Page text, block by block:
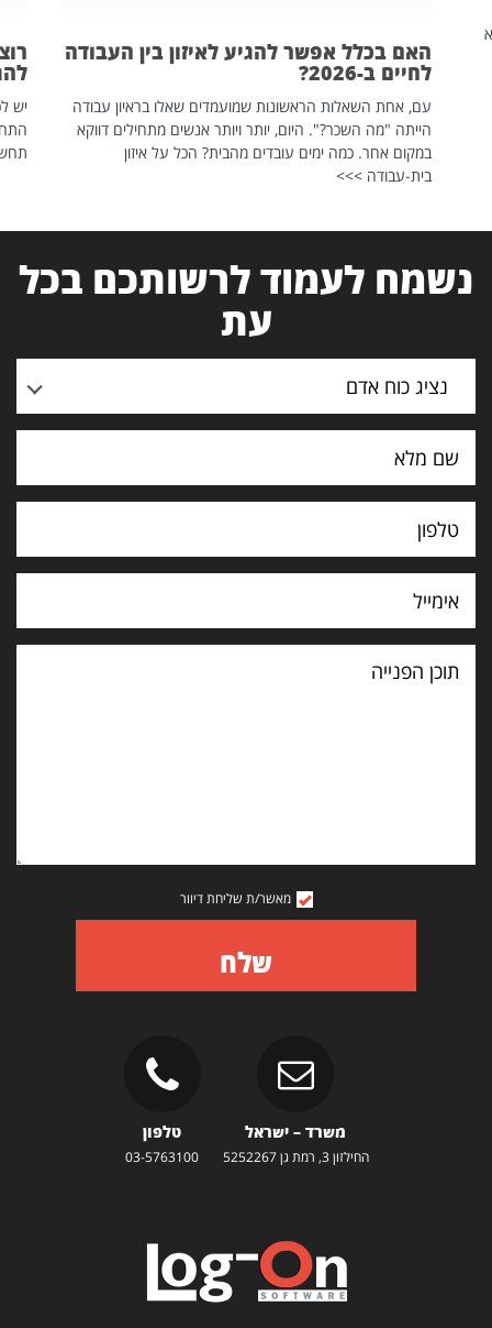
האם בכלל אפשר להגיע לאיזון בין העבודה
לחיים ב-2026?
עם, אחת השאלות הראשונות שמועמדים שאלו בראיון עבודה
הייתה "מה השכר?". היום, יותר ויותר אנשים מתחילים דווקא
במקום אחר. כמה ימים עובדים מהבית? הכל על איזון
בית-עבודה >>>
יש
נשמח לעמוד לרשותכם בכל
עת
נציג כוח אדם
תוכן
הפנייה
מאשר/ת שליחת דיוור
שלח
משרד – ישראל
החילזון 3, רמת גן 5252267
טלפון
03-5763100